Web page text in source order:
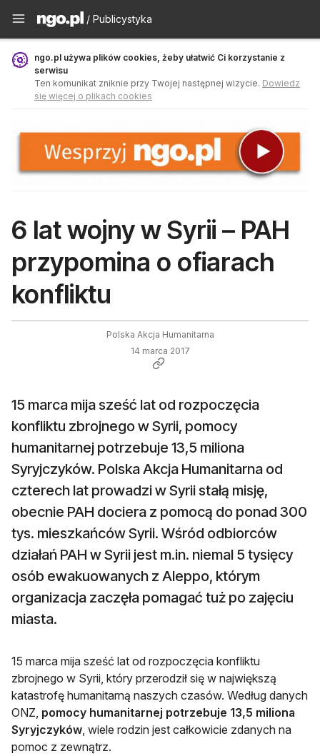
Publicystyka - ngo.pl
/ Publicystyka
ngo.pl używa plików cookies, żeby ułatwić Ci korzystanie z
serwisu
Ten komunikat zniknie przy Twojej następnej wizycie. Dowiedz
się więcej o plikach cookies
6 lat wojny w Syrii – PAH
przypomina o ofiarach
konfliktu
Polska Akcja Humanitarna
14 marca 2017
15 marca mija sześć lat od rozpoczęcia
konfliktu zbrojnego w Syrii, pomocy
humanitarnej potrzebuje 13,5 miliona
Syryjczyków. Polska Akcja Humanitarna od
czterech lat prowadzi w Syrii stałą misję,
obecnie PAH dociera z pomocą do ponad 300
tys. mieszkańców Syrii. Wśród odbiorców
działań PAH w Syrii jest m.in. niemal 5 tysięcy
osób ewakuowanych z Aleppo, którym
organizacja zaczęła pomagać tuż po zajęciu
miasta.
15 marca mija sześć lat od rozpoczęcia konfliktu
zbrojnego w Syrii, który przerodził się w największą
katastrofę humanitarną naszych czasów. Według danych
ONZ, pomocy humanitarnej potrzebuje 13,5 miliona
Syryjczyków, wiele rodzin jest całkowicie zdanych na
pomoc z zewnątrz.